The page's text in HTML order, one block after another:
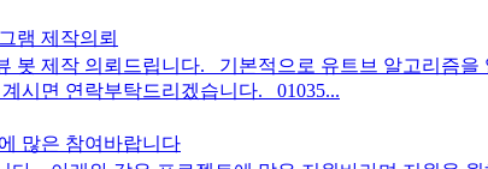
램 제작의뢰
봇 제작 의뢰드립니다. 기본적으로 유트브 알고리즘
시면 연락부탁드리겠습니다. 01035...
많은 참여바랍니다